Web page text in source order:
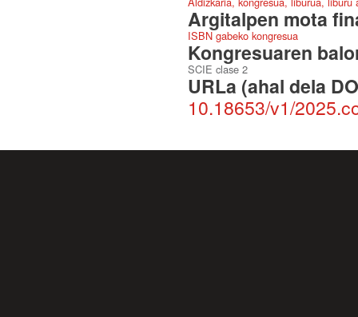
Argitalpen mota
ISBN gabeko kongresua
Kongresuaren
SCIE clase 2
URLa (ahal dela
10.18653/v1/